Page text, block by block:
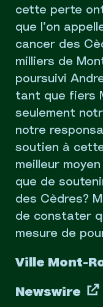
cette perte
que l’on
cancer des
milliers de
poursuivi
tant que fiers
seulement
notre
soutien à
meilleur
que de
des Cèdres?
de constater
mesure de
Ville Mont-
Newswire